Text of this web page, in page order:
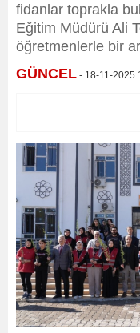
fidanlar toprakla
Eğitim Müdürü Ali
öğretmenlerle bir
GÜNCEL - 18-11-2025